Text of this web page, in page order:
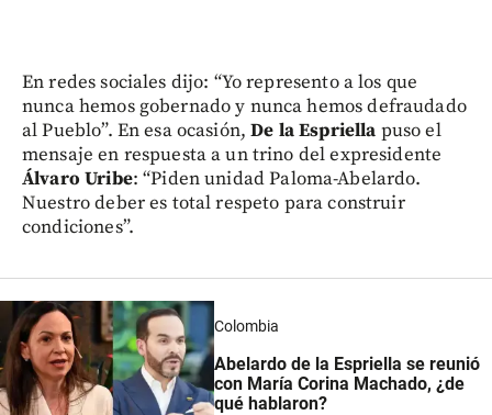
En redes sociales dijo: “Yo represento a los que
nunca hemos gobernado y nunca hemos defraudado
al Pueblo”. En esa ocasión,De la Espriella puso el
mensaje en respuesta a un trino del expresidente
Álvaro Uribe: “Piden unidad Paloma-Abelardo.
Nuestro deber es total respeto para construir
condiciones”.
Colombia
Abelardo de la Espriella se reunió
con María Corina Machado, ¿de
qué hablaron?